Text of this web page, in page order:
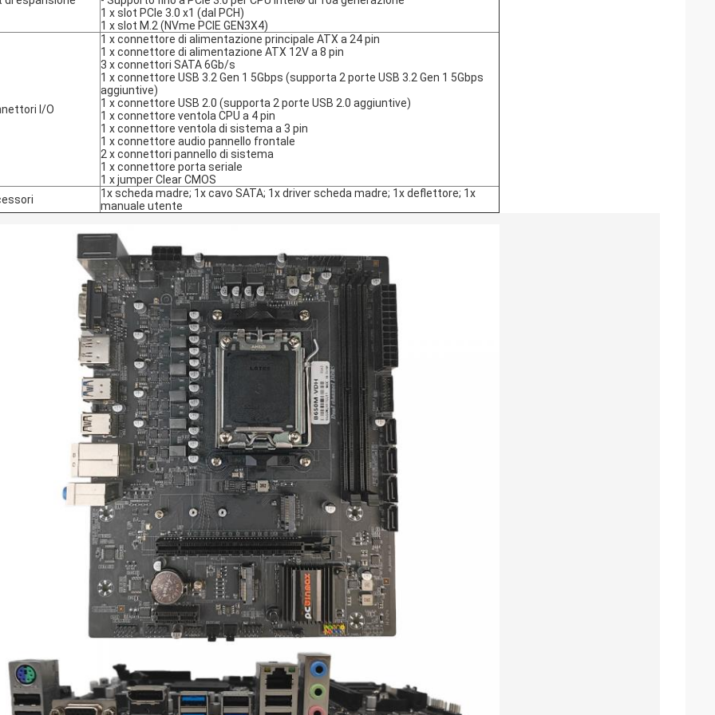
1 x slot PCIe 3.0 x1 (dal PCH)
1 x slot M.2 (NVme PCIE GEN3X4)
I/O
1 x connettore di alimentazione principale ATX a 24 pin
1 x connettore di alimentazione ATX 12V a 8 pin
3 x connettori SATA 6Gb/s
1 x connettore USB 3.2 Gen 1 5Gbps (supporta 2 porte USB 3.2 Gen 1 5Gbps
aggiuntive)
1 x connettore USB 2.0 (supporta 2 porte USB 2.0 aggiuntive)
1 x connettore ventola CPU a 4 pin
1 x connettore ventola di sistema a 3 pin
1 x connettore audio pannello frontale
2 x connettori pannello di sistema
1 x connettore porta seriale
1 x jumper Clear CMOS
1x scheda madre; 1x cavo SATA; 1x driver scheda madre; 1x deflettore; 1x
manuale utente